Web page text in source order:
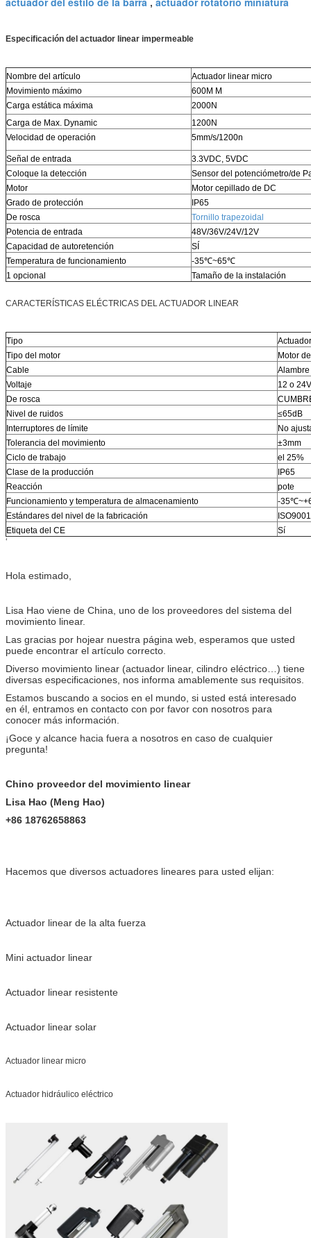
,
Especificación del actuador linear impermeable
Nombre del artículo
Actuador linear micro
Movimiento máximo
600M M
Carga estática máxima
2000N
Carga de Max. Dynamic
1200N
Velocidad de operación
5mm/s/1200n
Señal de entrada
3.3VDC, 5VDC
Coloque la detección
Sensor del potenciómetro/de
Motor
Motor cepillado de DC
Grado de protección
IP65
De rosca
Tornillo trapezoidal
Potencia de entrada
48V/36V/24V/12V
Capacidad de autoretención
SÍ
Temperatura de funcionamiento
-35℃~65℃
1 opcional
Tamaño de la instalación
CARACTERÍSTICAS ELÉCTRICAS DEL ACTUADOR LINEAR
Tipo
Tipo del motor
Motor
Cable
Voltaje
12 o
De rosca
Nivel de ruidos
≤65dB
Interruptores de límite
No
Tolerancia del movimiento
±3mm
Ciclo de trabajo
el 25%
Clase de la producción
IP65
Reacción
pote
Funcionamiento y temperatura de almacenamiento
-
Estándares del nivel de la fabricación
Etiqueta del CE
Sí
‘
Hola estimado,
Lisa Hao viene de China, uno de los proveedores del sistema del
movimiento linear.
Las gracias por hojear nuestra página web, esperamos que usted
puede encontrar el artículo correcto.
Diverso movimiento linear (actuador linear, cilindro eléctrico…) tiene
diversas especificaciones, nos informa amablemente sus requisitos.
Estamos buscando a socios en el mundo, si usted está interesado
en él, entramos en contacto con por favor con nosotros para
conocer más información.
¡Goce y alcance hacia fuera a nosotros en caso de cualquier
pregunta!
Chino proveedor del movimiento linear
Lisa Hao (Meng Hao)
+86 18762658863
Hacemos que diversos actuadores lineares para usted elijan:
Actuador linear de la alta fuerza
Mini actuador linear
Actuador linear resistente
Actuador linear solar
Actuador linear micro
Actuador hidráulico eléctrico